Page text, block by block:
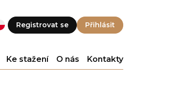
Registrovat se Přihlásit
Ke stažení O nás Kontakty